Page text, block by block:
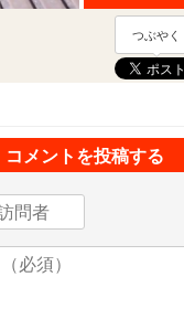
つぶやく
コメントを投稿する